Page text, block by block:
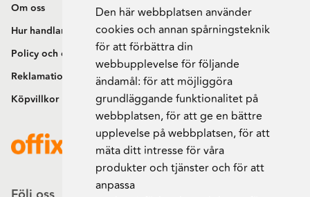
Den här webbplatsen använder
cookies och annan spårningsteknik
för att förbättra din
webbupplevelse för följande
ändamål: för att möjliggöra
grundläggande funktionalitet på
webbplatsen,för att ge en bättre
upplevelse på webbplatsen,för att
mäta ditt intresse för våra
produkter och tjänster och för att
anpassa
Om oss
Hur handlar jag?
Policy och cookies
Reklamation och retur
Köpvillkor